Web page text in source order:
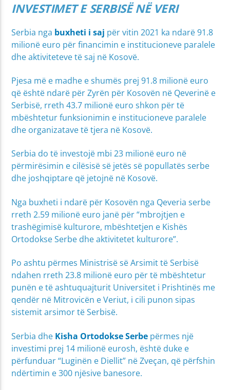
INVESTIMET E SERBISË NË VERI
Serbia nga buxheti i saj për vitin 2021 ka ndarë 91.8
milionë euro për financimin e institucioneve paralele
dhe aktiviteteve të saj në Kosovë.
Pjesa më e madhe e shumës prej 91.8 milionë euro
që është ndarë për Zyrën për Kosovën në Qeverinë e
Serbisë, rreth 43.7 milionë euro shkon për të
mbështetur funksionimin e institucioneve paralele
dhe organizatave të tjera në Kosovë.
Serbia do të investojë mbi 23 milionë euro në
përmirësimin e cilësisë së jetës së popullatës serbe
dhe joshqiptare që jetojnë në Kosovë.
Nga buxheti i ndarë për Kosovën nga Qeveria serbe
rreth 2.59 milionë euro janë për “mbrojtjen e
trashëgimisë kulturore, mbështetjen e Kishës
Ortodokse Serbe dhe aktivitetet kulturore”.
Po ashtu përmes Ministrisë së Arsimit të Serbisë
ndahen rreth 23.8 milionë euro për të mbështetur
punën e të ashtuquajturit Universitet i Prishtinës me
qendër në Mitrovicën e Veriut, i cili punon sipas
sistemit arsimor të Serbisë.
Serbia dhe Kisha Ortodokse Serbe përmes një
investimi prej 14 milionë eurosh, është duke e
përfunduar “Luginën e Diellit” në Zveçan, që përfshin
ndërtimin e 300 njësive banesore.